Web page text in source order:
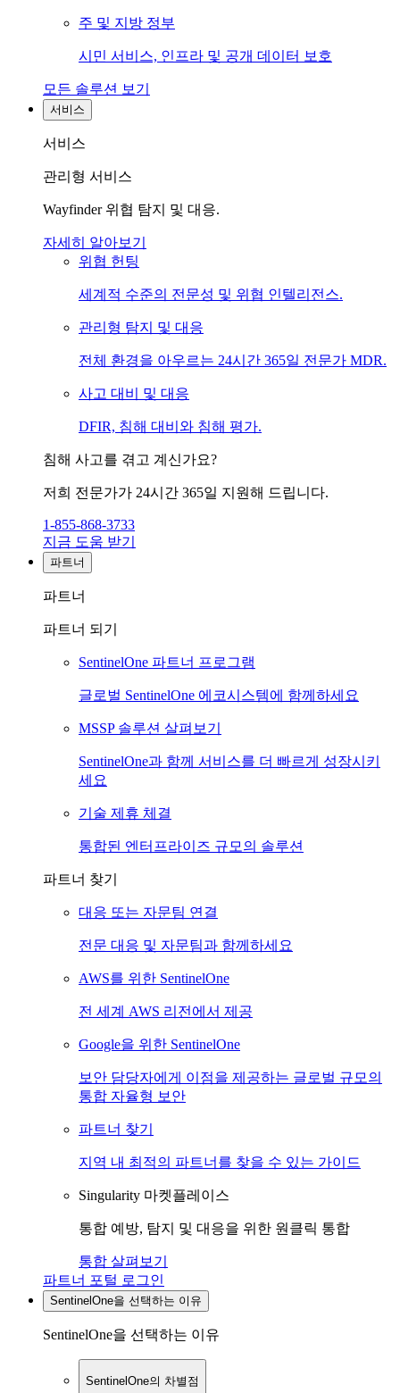
주 및 지방 정부
시민 서비스, 인프라 및 공개 데이터 보호
모든 솔루션 보기
서비스
서비스
관리형 서비스
Wayfinder 위협 탐지 및 대응.
자세히 알아보기
위협 헌팅
세계적 수준의 전문성 및 위협 인텔리전스.
관리형 탐지 및 대응
전체 환경을 아우르는 24시간 365일 전문가 MDR.
사고 대비 및 대응
DFIR, 침해 대비와 침해 평가.
침해 사고를 겪고 계신가요?
저희 전문가가 24시간 365일 지원해 드립니다.
1-855-868-3733
지금 도움 받기
파트너
파트너
파트너 되기
SentinelOne 파트너 프로그램
글로벌 SentinelOne 에코시스템에 함께하세요
MSSP 솔루션 살펴보기
SentinelOne과 함께 서비스를 더 빠르게 성장시키
세요
기술 제휴 체결
통합된 엔터프라이즈 규모의 솔루션
파트너 찾기
대응 또는 자문팀 연결
전문 대응 및 자문팀과 함께하세요
AWS를 위한 SentinelOne
전 세계 AWS 리전에서 제공
Google을 위한 SentinelOne
보안 담당자에게 이점을 제공하는 글로벌 규모의
통합 자율형 보안
파트너 찾기
지역 내 최적의 파트너를 찾을 수 있는 가이드
Singularity 마켓플레이스
통합 예방, 탐지 및 대응을 위한 원클릭 통합
통합 살펴보기
파트너 포털 로그인
SentinelOne을 선택하는 이유
SentinelOne을 선택하는 이유
SentinelOne의 차별점